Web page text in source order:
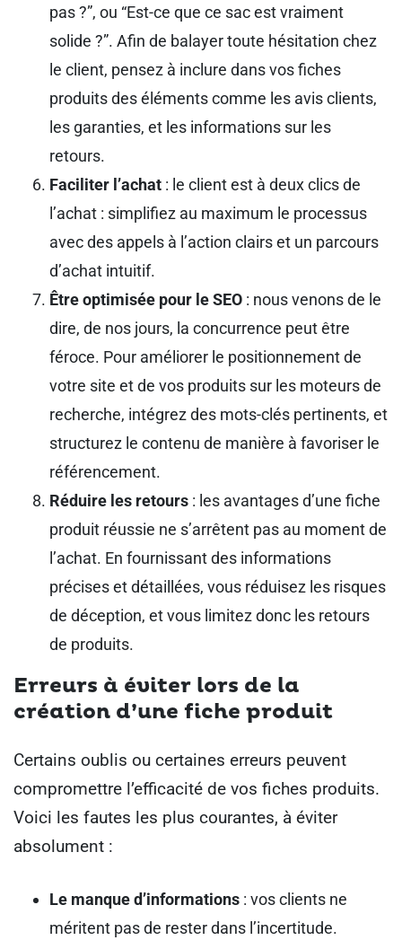
pas ?”, ou “Est-ce que ce sac est vraiment
solide ?”. Afin de balayer toute hésitation chez
le client, pensez à inclure dans vos fiches
produits des éléments comme les avis clients,
les garanties, et les informations sur les
retours.
Faciliter l’achat : le client est à deux clics de
l’achat : simplifiez au maximum le processus
avec des appels à l’action clairs et un parcours
d’achat intuitif.
Être optimisée pour le SEO : nous venons de le
dire, de nos jours, la concurrence peut être
féroce. Pour améliorer le positionnement de
votre site et de vos produits sur les moteurs de
recherche, intégrez des mots-clés pertinents, et
structurez le contenu de manière à favoriser le
référencement.
Réduire les retours : les avantages d’une fiche
produit réussie ne s’arrêtent pas au moment de
l’achat. En fournissant des informations
précises et détaillées, vous réduisez les risques
de déception, et vous limitez donc les retours
de produits.
Erreurs à éviter lors de la
création d’une fiche produit
Certains oublis ou certaines erreurs peuvent
compromettre l’efficacité de vos fiches produits.
Voici les fautes les plus courantes, à éviter
absolument :
Le manque d’informations : vos clients ne
méritent pas de rester dans l’incertitude.